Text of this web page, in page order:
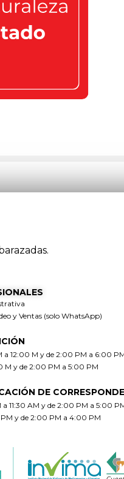
y Ventas (solo WhatsApp)
a 12:00 M y de 2:00 PM a 6:00
M y de 2:00 PM a 5:00 PM
DE
a 11:30 AM y de 2:00 PM a 5:00
PM y de 2:00 PM a 4:00 PM